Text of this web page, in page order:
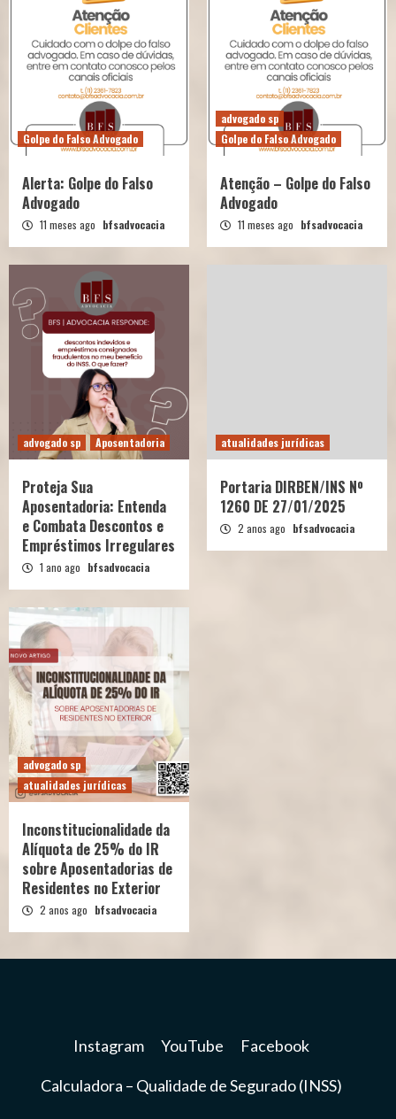
Golpe do Falso Advogado
Alerta: Golpe do Falso
Advogado
11 meses ago bfsadvocacia
advogado sp
Golpe do Falso Advogado
Atenção – Golpe do Falso
Advogado
11 meses ago bfsadvocacia
advogado sp Aposentadoria
Proteja Sua
Aposentadoria: Entenda
e Combata Descontos e
Empréstimos Irregulares
1 ano ago bfsadvocacia
atualidades jurídicas
Portaria DIRBEN/INS Nº
1260 DE 27/01/2025
2 anos ago bfsadvocacia
advogado sp
atualidades jurídicas
Inconstitucionalidade da
Alíquota de 25% do IR
sobre Aposentadorias de
Residentes no Exterior
2 anos ago bfsadvocacia
Instagram YouTube Facebook
Calculadora – Qualidade de Segurado (INSS)